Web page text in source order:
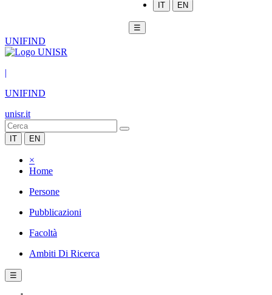
IT EN
☰
UNIFIND
|
UNIFIND
unisr.it
IT EN
×
Home
Persone
Pubblicazioni
Facoltà
Ambiti Di Ricerca
☰